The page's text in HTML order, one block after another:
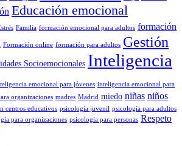
Educación emocional
Familia formación emocional para adultos formación
Formación online formación para adultos Gestión
Socioemocionales Inteligencia
emocional para jóvenes inteligencia emocional para
organizaciones madres Madrid miedo niñas niños
centros educativos psicología juvenil psicología para adultos
para organizaciones psicología para personas Respeto